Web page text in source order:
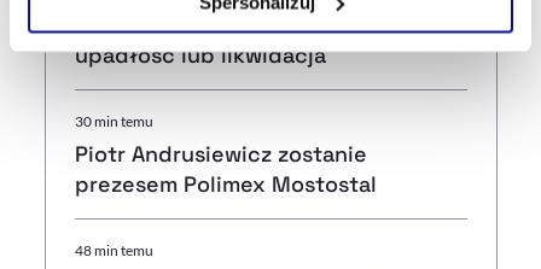
Polityce Prywatności
Placówce grożą restrukturyzacja,
upadłość lub likwidacja
30 min temu
Piotr Andrusiewicz zostanie
prezesem Polimex Mostostal
48 min temu